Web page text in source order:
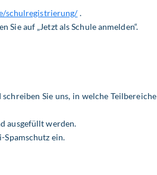
schulregistrierung/.
auf „Jetzt als Schule anmelden“.
Sie uns, in welche Teilbereiche
ausgefüllt werden.
Spamschutz ein.